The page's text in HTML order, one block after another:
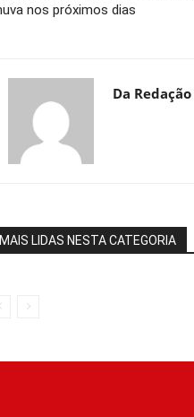
nos próximos dias
Da Redação
MAIS LIDAS NESTA CATEGORIA